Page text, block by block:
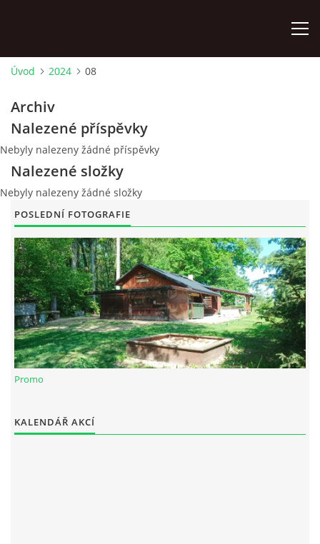
AKTUÁLNĚ
HISTORIE CHATY
VODNÍ TRKAČ
KRONIKA
FOTOALBUM
RAJČE FOTOGALERIE
ARCHIV
Úvod 2024 08
Archiv
Nalezené příspěvky
Nebyly nalezeny žádné příspěvky
Nalezené složky
Nebyly nalezeny žádné složky
POSLEDNÍ FOTOGRAFIE
Promo
KALENDÁŘ AKCÍ